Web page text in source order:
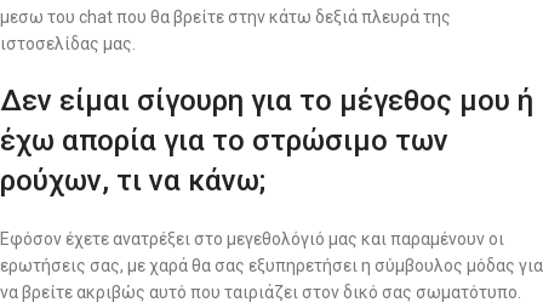
μεσω του chat που θα βρείτε στην κάτω δεξιά πλευρά της
ιστοσελίδας μας.
Δεν είμαι σίγουρη για το μέγεθος μου ή
έχω απορία για το στρώσιμο των
ρούχων, τι να κάνω;
Εφόσον έχετε ανατρέξει στο μεγεθολόγιό μας και παραμένουν οι
ερωτήσεις σας, με χαρά θα σας εξυπηρετήσει η σύμβουλος μόδας για
να βρείτε ακριβώς αυτό που ταιριάζει στον δικό σας σωματότυπο.